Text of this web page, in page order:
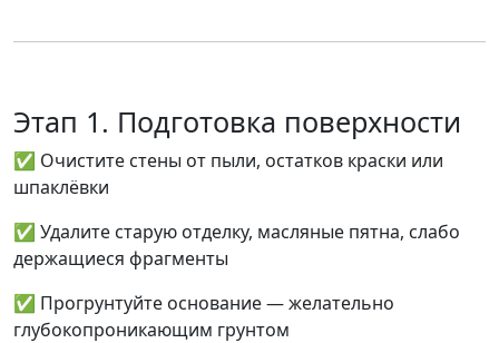
Этап 1. Подготовка поверхности
✅ Очистите стены от пыли, остатков краски или
шпаклёвки
✅ Удалите старую отделку, масляные пятна, слабо
держащиеся фрагменты
✅ Прогрунтуйте основание — желательно
глубокопроникающим грунтом